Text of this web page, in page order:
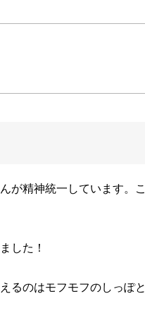
が精神統一しています。
した！
るのはモフモフのしっぽと